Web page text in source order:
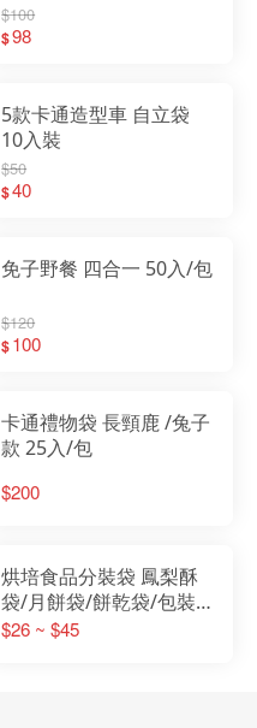
$100
$98
5款卡通造型車 自立袋
10入裝
$50
$40
免子野餐 四合一 50入/包
$120
$100
卡通禮物袋 長頸鹿 /兔子
款 25入/包
$200
烘培食品分裝袋 鳳梨酥
袋/月餅袋/餅乾袋/包裝
袋
$26 ~ $45